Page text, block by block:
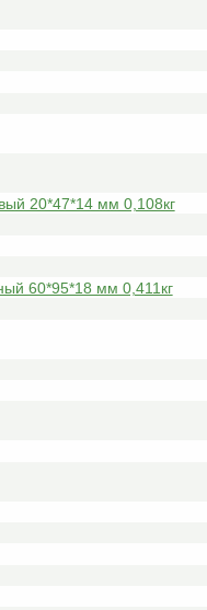
20*47*14 мм 0,108кг
60*95*18 мм 0,411кг